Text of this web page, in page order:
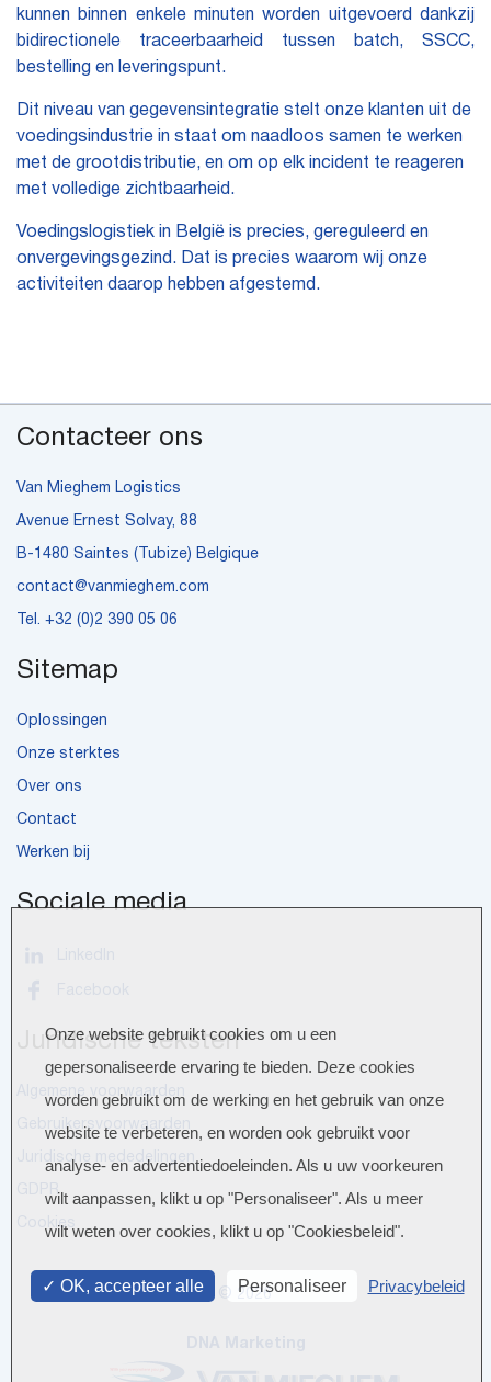
kunnen binnen enkele minuten worden uitgevoerd dankzij
bidirectionele traceerbaarheid tussen batch, SSCC,
bestelling en leveringspunt.
Dit niveau van gegevensintegratie stelt onze klanten uit de
voedingsindustrie in staat om naadloos samen te werken
met de grootdistributie, en om op elk incident te reageren
met volledige zichtbaarheid.
Voedingslogistiek in België is precies, gereguleerd en
onvergevingsgezind. Dat is precies waarom wij onze
activiteiten daarop hebben afgestemd.
Contacteer ons
Van Mieghem Logistics
Avenue Ernest Solvay, 88
B-1480 Saintes (Tubize) Belgique
contact@vanmieghem.com
Tel. +32 (0)2 390 05 06
Sitemap
Oplossingen
Onze sterktes
Over ons
Contact
Werken bij
Sociale media
Juridische teksten
Algemene voorwaarden
Gebruikersvoorwaarden
Juridische mededelingen
GDPR
Cookies
© 2026
Onze website gebruikt cookies om u een
gepersonaliseerde ervaring te bieden. Deze cookies
worden gebruikt om de werking en het gebruik van onze
website te verbeteren, en worden ook gebruikt voor
analyse- en advertentiedoeleinden. Als u uw voorkeuren
wilt aanpassen, klikt u op "Personaliseer". Als u meer
wilt weten over cookies, klikt u op "Cookiesbeleid".
OK, accepteer alle Personaliseer Privacybeleid